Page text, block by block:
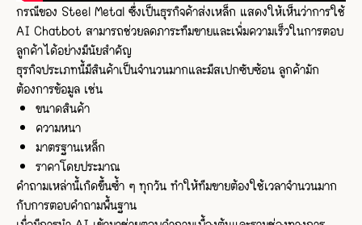
กรณีของ Steel Metal ซึ่งเป็นธุรกิจค้าส่งเหล็ก แสดงให้เห็นว่าการใช้
AI Chatbot สามารถช่วยลดภาระทีมขายและเพิ่มความเร็วในการตอบ
ลูกค้าได้อย่างมีนัยสำคัญ
ธุรกิจประเภทนี้มีสินค้าเป็นจำนวนมากและมีสเปกซับซ้อน ลูกค้ามัก
ต้องการข้อมูล เช่น
ขนาดสินค้า
ความหนา
มาตรฐานเหล็ก
ราคาโดยประมาณ
คำถามเหล่านี้เกิดขึ้นซ้ำ ๆ ทุกวัน ทำให้ทีมขายต้องใช้เวลาจำนวนมาก
กับการตอบคำถามพื้นฐาน